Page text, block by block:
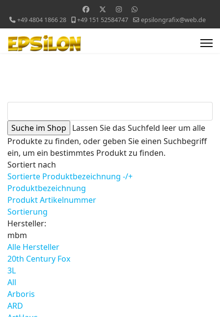
+49 4804 1866 28 +49 151 52584747 epsilongrafix@web.de
Lassen Sie das Suchfeld leer um alle
Produkte zu finden, oder geben Sie einen Suchbegriff
ein, um ein bestimmtes Produkt zu finden.
Sortiert nach
Sortierte Produktbezeichnung -/+
Produktbezeichnung
Produkt Artikelnummer
Sortierung
Hersteller:
mbm
Alle Hersteller
20th Century Fox
3L
All
Arboris
ARD